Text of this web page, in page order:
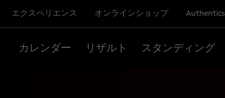
エクスペリエンス オンラインショップ Authentics
カレンダー リザルト スタンディング